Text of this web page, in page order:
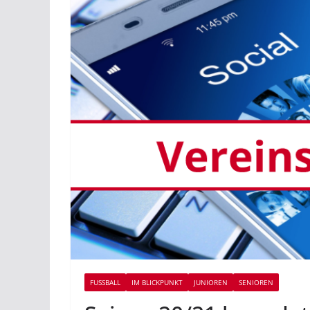
FUSSBALL IM BLICKPUNKT JUNIOREN SENIOREN